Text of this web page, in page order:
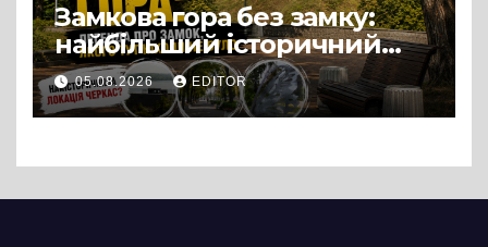
Замкова гора без замку:
найбільший історичний
міф Черкас
05.08.2026 EDITOR